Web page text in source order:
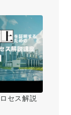
セス解説